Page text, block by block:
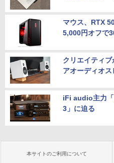
マウス、RTX
5,000円オフで
クリエイティ
アオーディオス
iFi audio主力
3」に迫る
本サイトのご利用について